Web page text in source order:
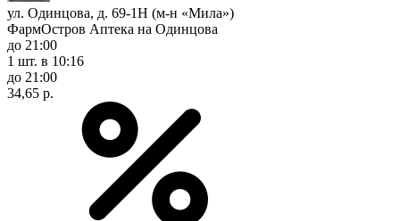
ул. Одинцова, д. 69-1Н (м-н «Мила»)
ФармОстров Аптека на Одинцова
до 21:00
1 шт. в 10:16
до 21:00
34,65 р.